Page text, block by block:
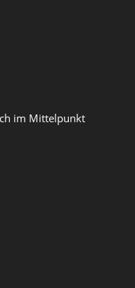
im Mittelpunkt